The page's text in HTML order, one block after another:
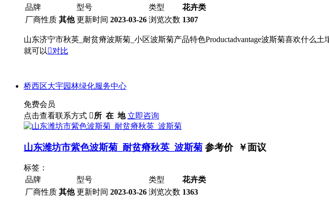
品牌
型号 类型
花卉类
厂商性质 其他 更新时间 2023-03-26 浏览次数 1307
山东济宁市秋英_耐贫瘠波斯菊_小区波斯菊产品特色Productadvantage波斯菊喜欢什
就可以 对比
桥西区大宇园林绿化服务中心
免费会员
点击查看联系方式 所 在 地 立即咨询
山东潍坊市紫色波斯菊_耐贫瘠秋英_波斯菊 参考价 ￥面议
标签：
品牌
型号 类型
花卉类
厂商性质 其他 更新时间 2023-03-26 浏览次数 1363